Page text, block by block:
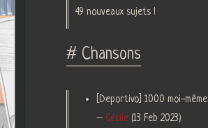
49 nouveaux sujets !
# Chansons
[Deportivo] 1000 moi-même
– Cécile(13 Feb 2023)